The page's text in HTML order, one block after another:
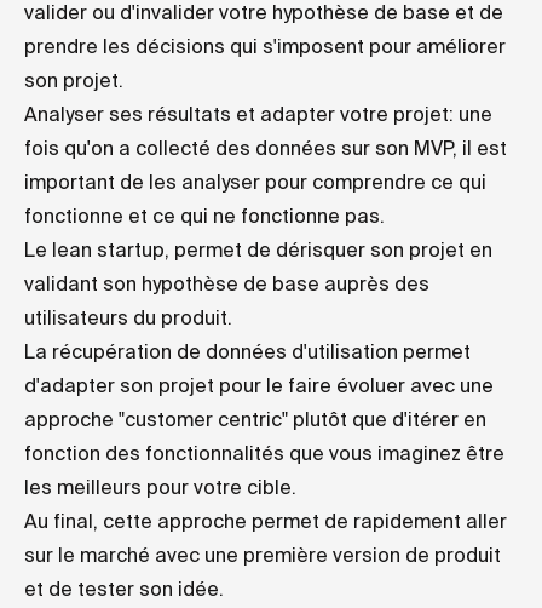
valider ou d'invalider votre hypothèse de base et de
prendre les décisions qui s'imposent pour améliorer
son projet.
Analyser ses résultats et adapter votre projet: une
fois qu'on a collecté des données sur son MVP, il est
important de les analyser pour comprendre ce qui
fonctionne et ce qui ne fonctionne pas.
Le lean startup, permet de dérisquer son projet en
validant son hypothèse de base auprès des
utilisateurs du produit.
La récupération de données d'utilisation permet
d'adapter son projet pour le faire évoluer avec une
approche "customer centric" plutôt que d'itérer en
fonction des fonctionnalités que vous imaginez être
les meilleurs pour votre cible.
Au final, cette approche permet de rapidement aller
sur le marché avec une première version de produit
et de tester son idée.